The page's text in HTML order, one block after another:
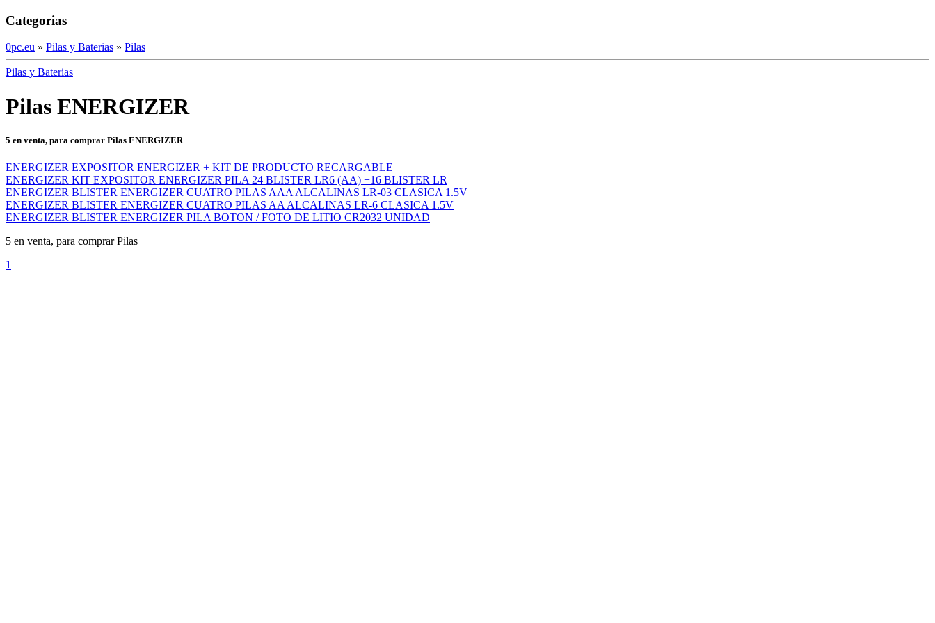
Categorias
0pc.eu » Pilas y Baterias » Pilas
Pilas y Baterias
Pilas ENERGIZER
5 en venta, para comprar Pilas ENERGIZER
ENERGIZER EXPOSITOR ENERGIZER + KIT DE PRODUCTO RECARGABLE
ENERGIZER KIT EXPOSITOR ENERGIZER PILA 24 BLISTER LR6 (AA) +16 BLISTER LR
ENERGIZER BLISTER ENERGIZER CUATRO PILAS AAA ALCALINAS LR-03 CLASICA 1.5V
ENERGIZER BLISTER ENERGIZER CUATRO PILAS AA ALCALINAS LR-6 CLASICA 1.5V
ENERGIZER BLISTER ENERGIZER PILA BOTON / FOTO DE LITIO CR2032 UNIDAD
5 en venta, para comprar Pilas
1